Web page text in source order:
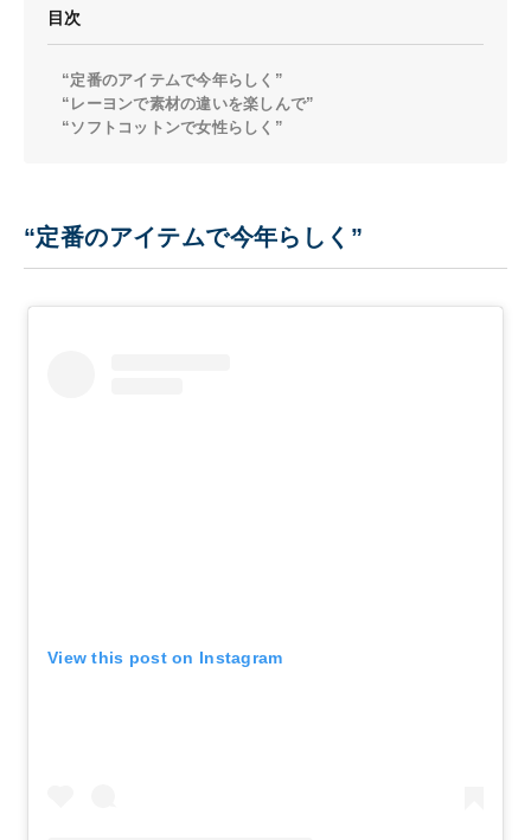
目次
“定番のアイテムで今年らしく”
“レーヨンで素材の違いを楽しんで”
“ソフトコットンで女性らしく”
“定番のアイテムで今年らしく”
View this post on Instagram